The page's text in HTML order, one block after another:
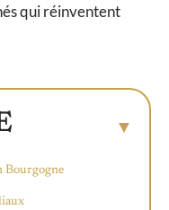
qui réinventent
Bourgogne